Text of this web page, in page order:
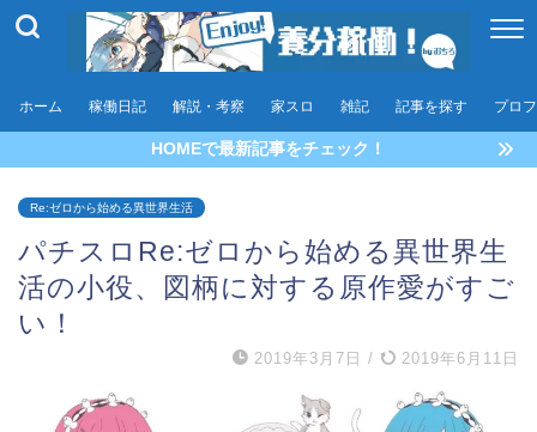
ホーム 稼働日記 解説・考察 家スロ 雑記 記事を探す プロ
HOMEで最新記事をチェック！
Re:ゼロから始める異世界生活
パチスロRe:ゼロから始める異世界生
活の小役、図柄に対する原作愛がすご
い！
2019年3月7日 / 2019年6月11日